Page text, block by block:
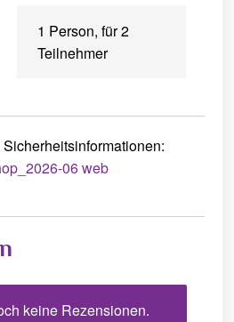
1 Person, für 2
Teilnehmer
06 web
keine Rezensionen.